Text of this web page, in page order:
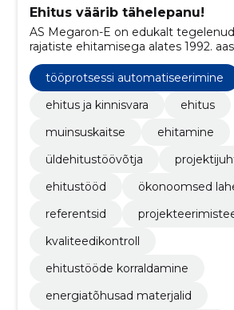
Ehitus väärib tähelepanu!
AS Megaron-E on edukalt
rajatiste ehitamisega alates 1992.
põhitegevuseks on peatöövõtu- ja
projektijuhtimisteenuste osutamine,
erinevaid spetsialiste nii
väljastpoolt.
tööprotsessi automatiseerimine
ehitus ja kinnisvara
ehitus
muinsuskaitse
ehitamine
üldehitustöövõtja
ehitustööd
ökonoomsed
referentsid
kvaliteedikontroll
ehitustööde korraldamine
energiatõhusad materjalid